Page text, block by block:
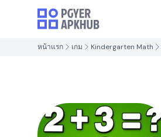
หน้าแรก เกม Kindergarten Math